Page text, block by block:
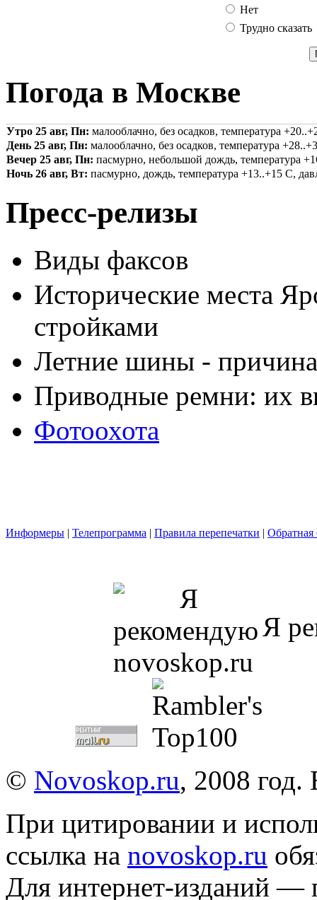
Нет
Трудно сказать
Погода в Москве
Утро 25 авг, Пн: малооблачно, без осадков, температура
День 25 авг, Пн: малооблачно, без осадков, температура
Вечер 25 авг, Пн: пасмурно, небольшой дождь, температура
Ночь 26 авг, Вт: пасмурно, дождь, температура +13..+15 С,
Пресс-релизы
Виды факсов
Исторические места
стройками
Летние шины -
Приводные ремни: их
Фотоохота
Информеры | Телепрограмма | Правила перепечатки | Обратная
Я
© Novoskop.ru, 2008
При цитировании и
ссылка на novoskop.ru
Для интернет-изданий —